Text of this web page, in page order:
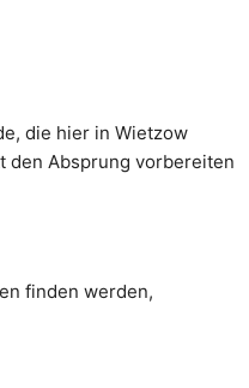
die hier in Wietzow
den Absprung vorbereiten
finden werden,